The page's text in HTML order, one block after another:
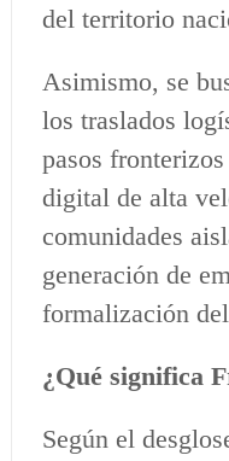
del territorio
Asimismo, se
los traslados
pasos
digital de alta
comunidades
generación de
formalización
¿Qué significa
Según el